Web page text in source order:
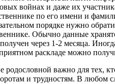
войнах и даже их
по его имени и
порядке нужно
Обычно данные
получен через 1-2 месяца.
раскладе можно
родословной важно для тех,
и трудностям. В любом